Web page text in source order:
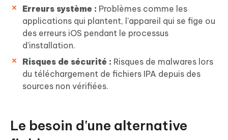
Erreurs système : Problèmes comme les
applications qui plantent, l'appareil qui se fige ou
des erreurs iOS pendant le processus
d'installation.
Risques de sécurité : Risques de malwares lors
du téléchargement de fichiers IPA depuis des
sources non vérifiées.
Le besoin d'une alternative